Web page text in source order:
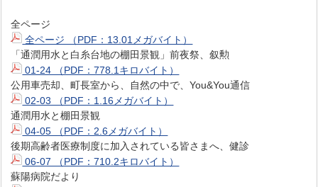
全ページ
全ページ （PDF：13.01メガバイト）
「通潤用水と白糸台地の棚田景観」前夜祭、叙勲
01-24 （PDF：778.1キロバイト）
公用車売却、町長室から、自然の中で、You&You通信
02-03 （PDF：1.16メガバイト）
通潤用水と棚田景観
04-05 （PDF：2.6メガバイト）
後期高齢者医療制度に加入されている皆さまへ、健診
06-07 （PDF：710.2キロバイト）
蘇陽病院だより